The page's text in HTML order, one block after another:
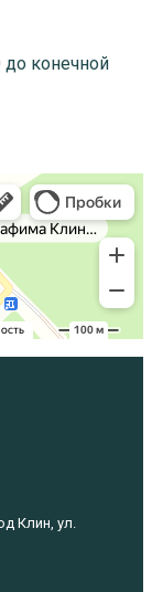
конечной
Клин, ул.